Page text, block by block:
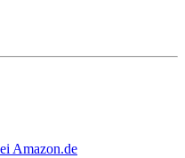
Amazon.de